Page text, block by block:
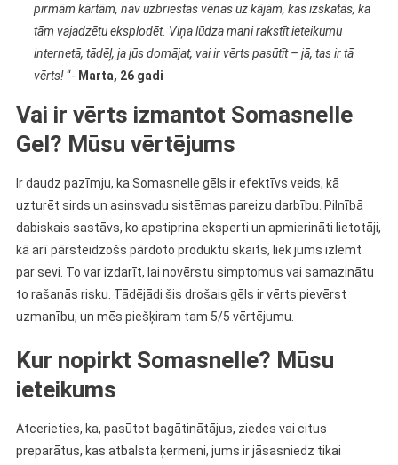
pirmām kārtām, nav uzbriestas vēnas uz kājām, kas izskatās, ka
tām vajadzētu eksplodēt. Viņa lūdza mani rakstīt ieteikumu
internetā, tādēļ, ja jūs domājat, vai ir vērts pasūtīt – jā, tas ir tā
vērts!“- Marta, 26 gadi
Vai ir vērts izmantot Somasnelle
Gel? Mūsu vērtējums
Ir daudz pazīmju, ka Somasnelle gēls ir efektīvs veids, kā
uzturēt sirds un asinsvadu sistēmas pareizu darbību. Pilnībā
dabiskais sastāvs, ko apstiprina eksperti un apmierināti lietotāji,
kā arī pārsteidzošs pārdoto produktu skaits, liek jums izlemt
par sevi. To var izdarīt, lai novērstu simptomus vai samazinātu
to rašanās risku. Tādējādi šis drošais gēls ir vērts pievērst
uzmanību, un mēs piešķiram tam 5/5 vērtējumu.
Kur nopirkt Somasnelle? Mūsu
ieteikums
Atcerieties, ka, pasūtot bagātinātājus, ziedes vai citus
preparātus, kas atbalsta ķermeni, jums ir jāsasniedz tikai